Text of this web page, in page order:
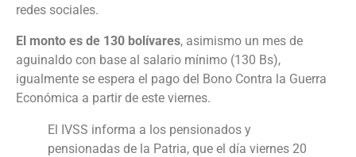
redes sociales.
El monto es de 130 bolívares, asimismo un mes de
aguinaldo con base al salario mínimo (130 Bs),
igualmente se espera el pago del Bono Contra la Guerra
Económica a partir de este viernes.
El IVSS informa a los pensionados y
pensionadas de la Patria, que el día viernes 20